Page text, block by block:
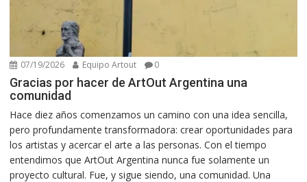
07/19/2026 Equipo Artout 0
Gracias por hacer de ArtOut Argentina una
comunidad
Hace diez años comenzamos un camino con una idea sencilla,
pero profundamente transformadora: crear oportunidades para
los artistas y acercar el arte a las personas. Con el tiempo
entendimos que ArtOut Argentina nunca fue solamente un
proyecto cultural. Fue, y sigue siendo, una comunidad. Una